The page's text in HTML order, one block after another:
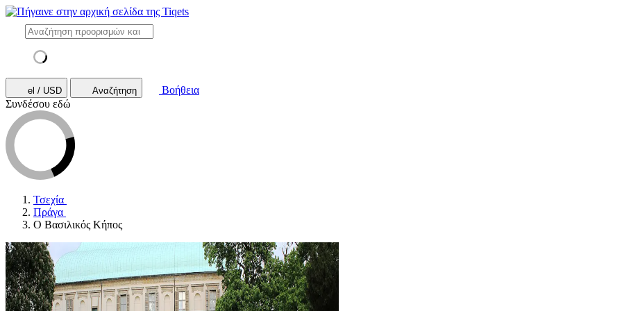
el / USD Αναζήτηση
Βοήθεια
Συνδέσου εδώ
Τσεχία
Πράγα
Ο Βασιλικός Κήπος